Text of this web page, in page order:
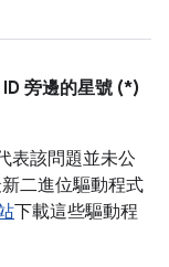
旁邊的星號 (*)
表該問題並未公
二進位驅動程式
下載這些驅動程